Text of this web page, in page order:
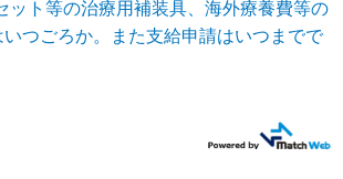
ット等の治療用補装具、海外療養費等の
つごろか。また支給申請はいつまでで